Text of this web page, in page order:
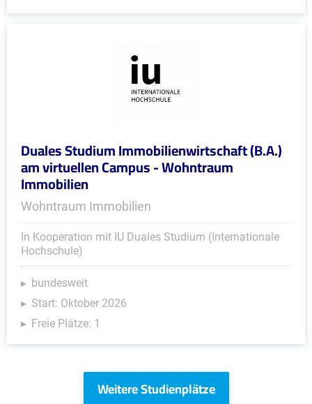
Duales Studium Immobilienwirtschaft (B.A.)
am virtuellen Campus - Wohntraum
Immobilien
Wohntraum Immobilien
In Kooperation mit IU Duales Studium (Internationale
Hochschule)
bundesweit
Start: Oktober 2026
Freie Plätze: 1
Weitere Studienplätze